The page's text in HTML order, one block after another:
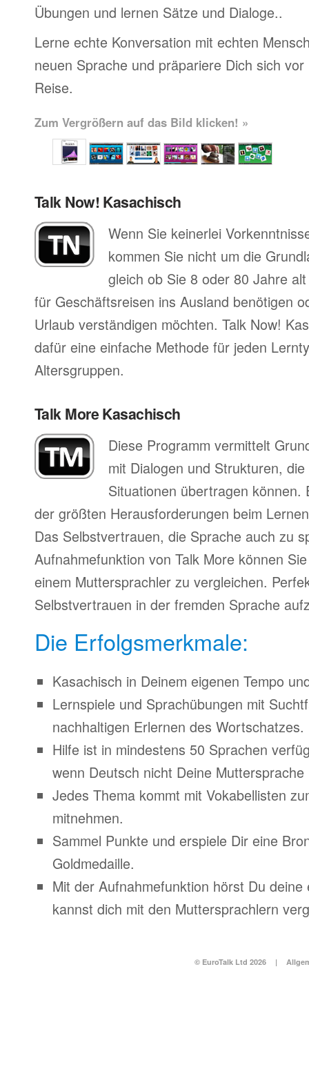
Übungen und lernen Sätze und Dialoge..
Lerne echte Konversation mit echten
neuen Sprache und präpariere Dich sich
Reise.
Zum Vergrößern auf das Bild klicken! »
Talk Now! Kasachisch
Wenn Sie keinerlei
kommen Sie nicht um die
gleich ob Sie 8 oder 80 Jahre
für Geschäftsreisen ins Ausland benötigen
Urlaub verständigen möchten. Talk Now!
dafür eine einfache Methode für jeden
Altersgruppen.
Talk More Kasachisch
Diese Programm vermittelt
mit Dialogen und Strukturen,
Situationen übertragen können.
der größten Herausforderungen beim
Das Selbstvertrauen, die Sprache auch zu
Aufnahmefunktion von Talk More können
einem Muttersprachler zu vergleichen.
Selbstvertrauen in der fremden Sprache
Die Erfolgsmerkmale:
Kasachisch in Deinem eigenen Tempo
Lernspiele und Sprachübungen mit
nachhaltigen Erlernen des Wortschatzes.
Hilfe ist in mindestens 50 Sprachen
wenn Deutsch nicht Deine Muttersprache
Jedes Thema kommt mit Vokabellisten
mitnehmen.
Sammel Punkte und erspiele Dir eine
Goldmedaille.
Mit der Aufnahmefunktion hörst Du deine
kannst dich mit den Muttersprachlern
© EuroTalk Ltd 2026 |